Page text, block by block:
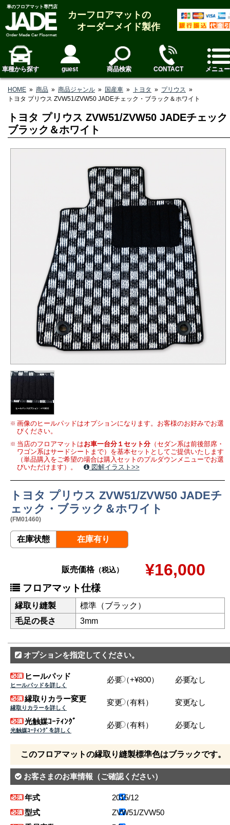
車のフロアマット専門店
カーフロアマットの
オーダーメイド製作
車種から探す guest 商品検索 CONTACT メニュー
HOME » 商品 » 商品ジャンル » 国産車 » トヨタ » プリウス »
トヨタ プリウス ZVW51/ZVW50 JADEチェック・ブラック＆ホワイト
トヨタ プリウス ZVW51/ZVW50 JADEチェック
ブラック＆ホワイト
画像のヒールパッドはオプションになります。お客様のお好みでお選
びください。
当店のフロアマットはお車一台分１セット分（セダン系は前後部席・
ワゴン系はサードシートまで）を基本セットとしてご提供いたします
（単品購入をご希望の場合は購入セットのプルダウンメニューでお選
びいただけます）。
図解イラスト>>
トヨタ プリウス ZVW51/ZVW50 JADEチ
ェック・ブラック＆ホワイト
(FM01460)
在庫状態 在庫有り
販売価格（税込） ¥16,000
フロアマット仕様
縁取り縫製
標準（ブラック）
毛足の長さ
3mm
オプションを指定してください。
ヒールパッド
ヒールパッドを詳しく
必要（+¥800） 必要なし
縁取りカラー変更
縁取りカラーを詳しく
変更（有料） 変更なし
光触媒ｺｰﾃｨﾝｸﾞ
光触媒ｺｰﾃｨﾝｸﾞを詳しく
必要（有料） 必要なし
このフロアマットの縁取り縫製標準色はブラックです。
お客さまのお車情報 （ご確認ください）
年式
2015/12
型式
ZVW51/ZVW50